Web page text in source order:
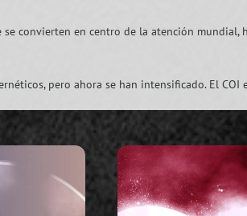
convierten en centro de la atención
pero ahora se han intensificado. El COI